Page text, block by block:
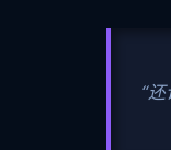
“